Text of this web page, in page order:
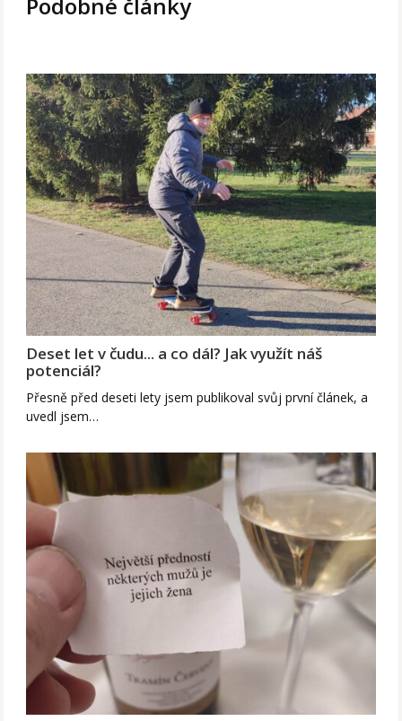
Podobné články
Deset let v čudu... a co dál? Jak využít náš
potenciál?
Přesně před deseti lety jsem publikoval svůj první článek, a
uvedl jsem…